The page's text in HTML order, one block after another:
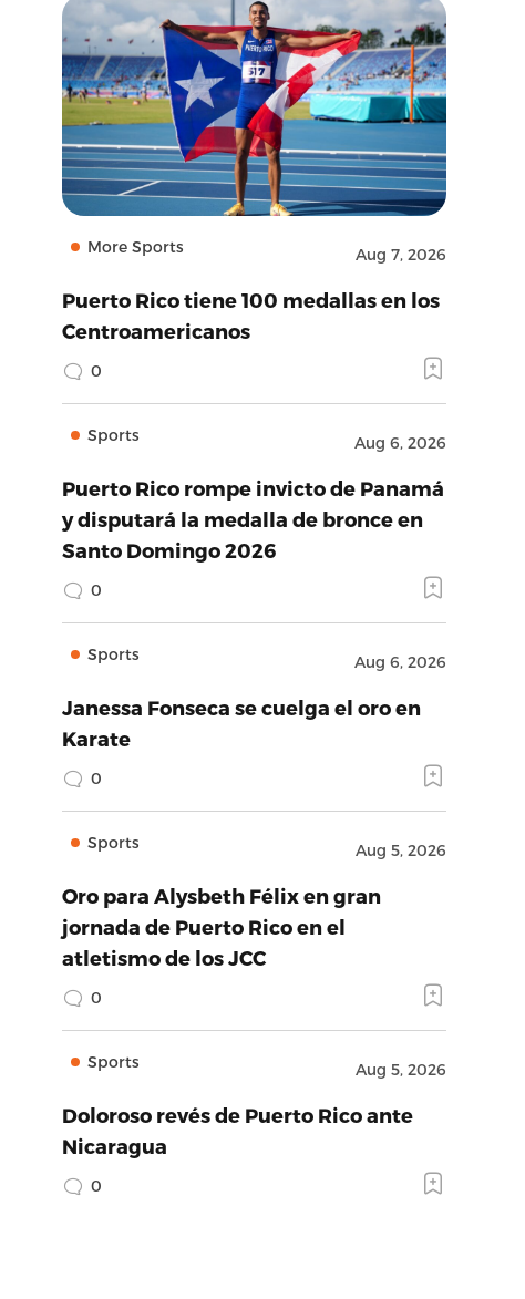
More Sports Aug 7, 2026
Puerto Rico tiene 100 medallas en los
Centroamericanos
0
Sports Aug 6, 2026
Puerto Rico rompe invicto de Panamá
y disputará la medalla de bronce en
Santo Domingo 2026
0
Sports Aug 6, 2026
Janessa Fonseca se cuelga el oro en
Karate
0
Sports Aug 5, 2026
Oro para Alysbeth Félix en gran
jornada de Puerto Rico en el
atletismo de los JCC
0
Sports Aug 5, 2026
Doloroso revés de Puerto Rico ante
Nicaragua
0